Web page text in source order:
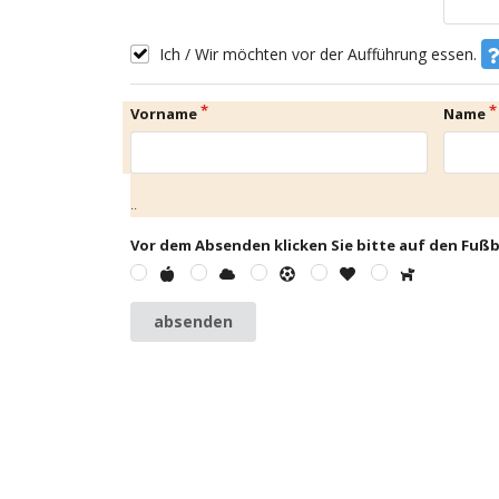
Ich / Wir möchten vor der Aufführung essen.
Vorname Name
..
Vor dem Absenden klicken Sie bitte auf den
absenden